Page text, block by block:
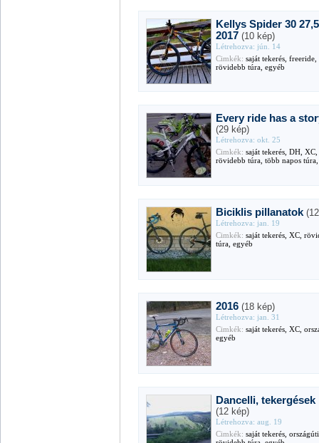
Kellys Spider 30
2017 (10 kép)
Létrehozva: jún. 14
Cimkék: saját tekerés, freeride,
rövidebb túra, egyéb
Every ride has a
(29 kép)
Létrehozva: okt. 25
Cimkék: saját tekerés, DH, XC,
rövidebb túra, több napos
Biciklis pillanatok
Létrehozva: jan. 19
Cimkék: saját tekerés, XC,
túra, egyéb
2016 (18 kép)
Létrehozva: jan. 31
Cimkék: saját tekerés, XC,
egyéb
Dancelli, tekergések
(12 kép)
Létrehozva: aug. 19
Cimkék: saját tekerés,